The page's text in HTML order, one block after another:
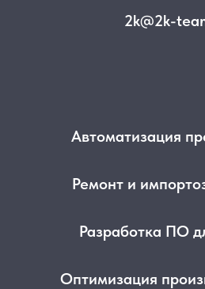
2k@2k-
Автоматизация
Ремонт и
Разработка ПО
Оптимизация